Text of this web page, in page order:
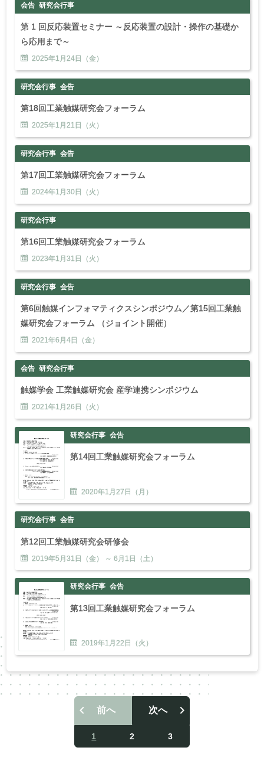
会告 研究会行事
第 1 回反応装置セミナー ～反応装置の設計・操作の基礎か
ら応用まで～
2025年1月 24日（金）
研究会行事 会告
第18回工業触媒研究会フォーラム
2025年1月 21日（火）
研究会行事 会告
第17回工業触媒研究会フォーラム
2024年1月 30日（火）
研究会行事
第16回工業触媒研究会フォーラム
2023年1月 31日（火）
研究会行事 会告
第6回触媒インフォマティクスシンポジウム／第15回工業触
媒研究会フォーラム （ジョイント開催）
2021年6月 4日（金）
会告 研究会行事
触媒学会 工業触媒研究会 産学連携シンポジウム
2021年1月 26日（火）
研究会行事 会告
第14回工業触媒研究会フォーラム
2020年1 月27日（月）
研究会行事 会告
第12回工業触媒研究会研修会
2019年5月31 日（金） ～ 6月 1 日（土）
研究会行事 会告
第13回工業触媒研究会フォーラム
2019年1月 22日（火）
投
稿
ナ
ビ
前へ
1 2 3
次へ